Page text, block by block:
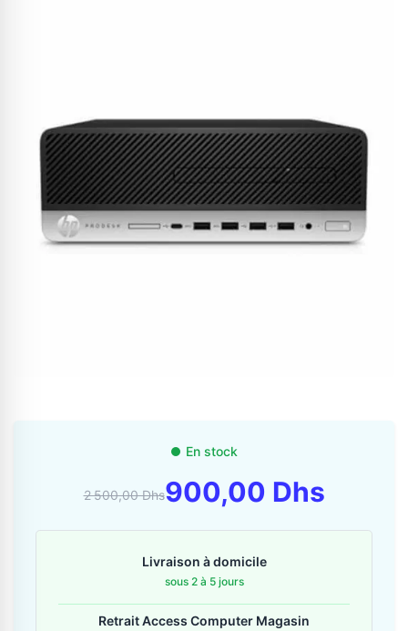
06 36 88 27 81
Envoyer un message
En stock
2 500,00 Dhs900,00 Dhs
Livraison à domicile
sous 2 à 5 jours
Retrait Access Computer Magasin